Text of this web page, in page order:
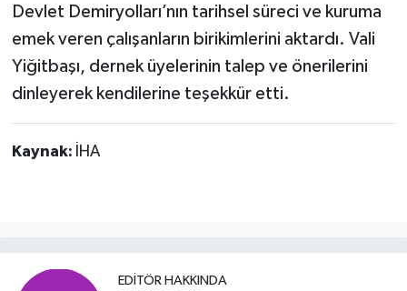
Devlet Demiryolları’nın tarihsel süreci ve kuruma
emek veren çalışanların birikimlerini aktardı. Vali
Yiğitbaşı, dernek üyelerinin talep ve önerilerini
dinleyerek kendilerine teşekkür etti.
Kaynak: İHA
EDITÖR HAKKINDA